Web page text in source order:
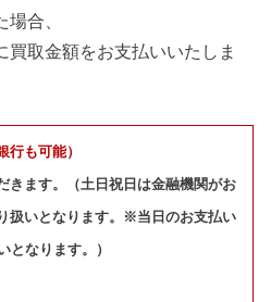
合、
買取金額をお支払いいたしま
も可能）
きます。（土日祝日は金融機関がお
扱いとなります。※当日のお支払い
となります。）